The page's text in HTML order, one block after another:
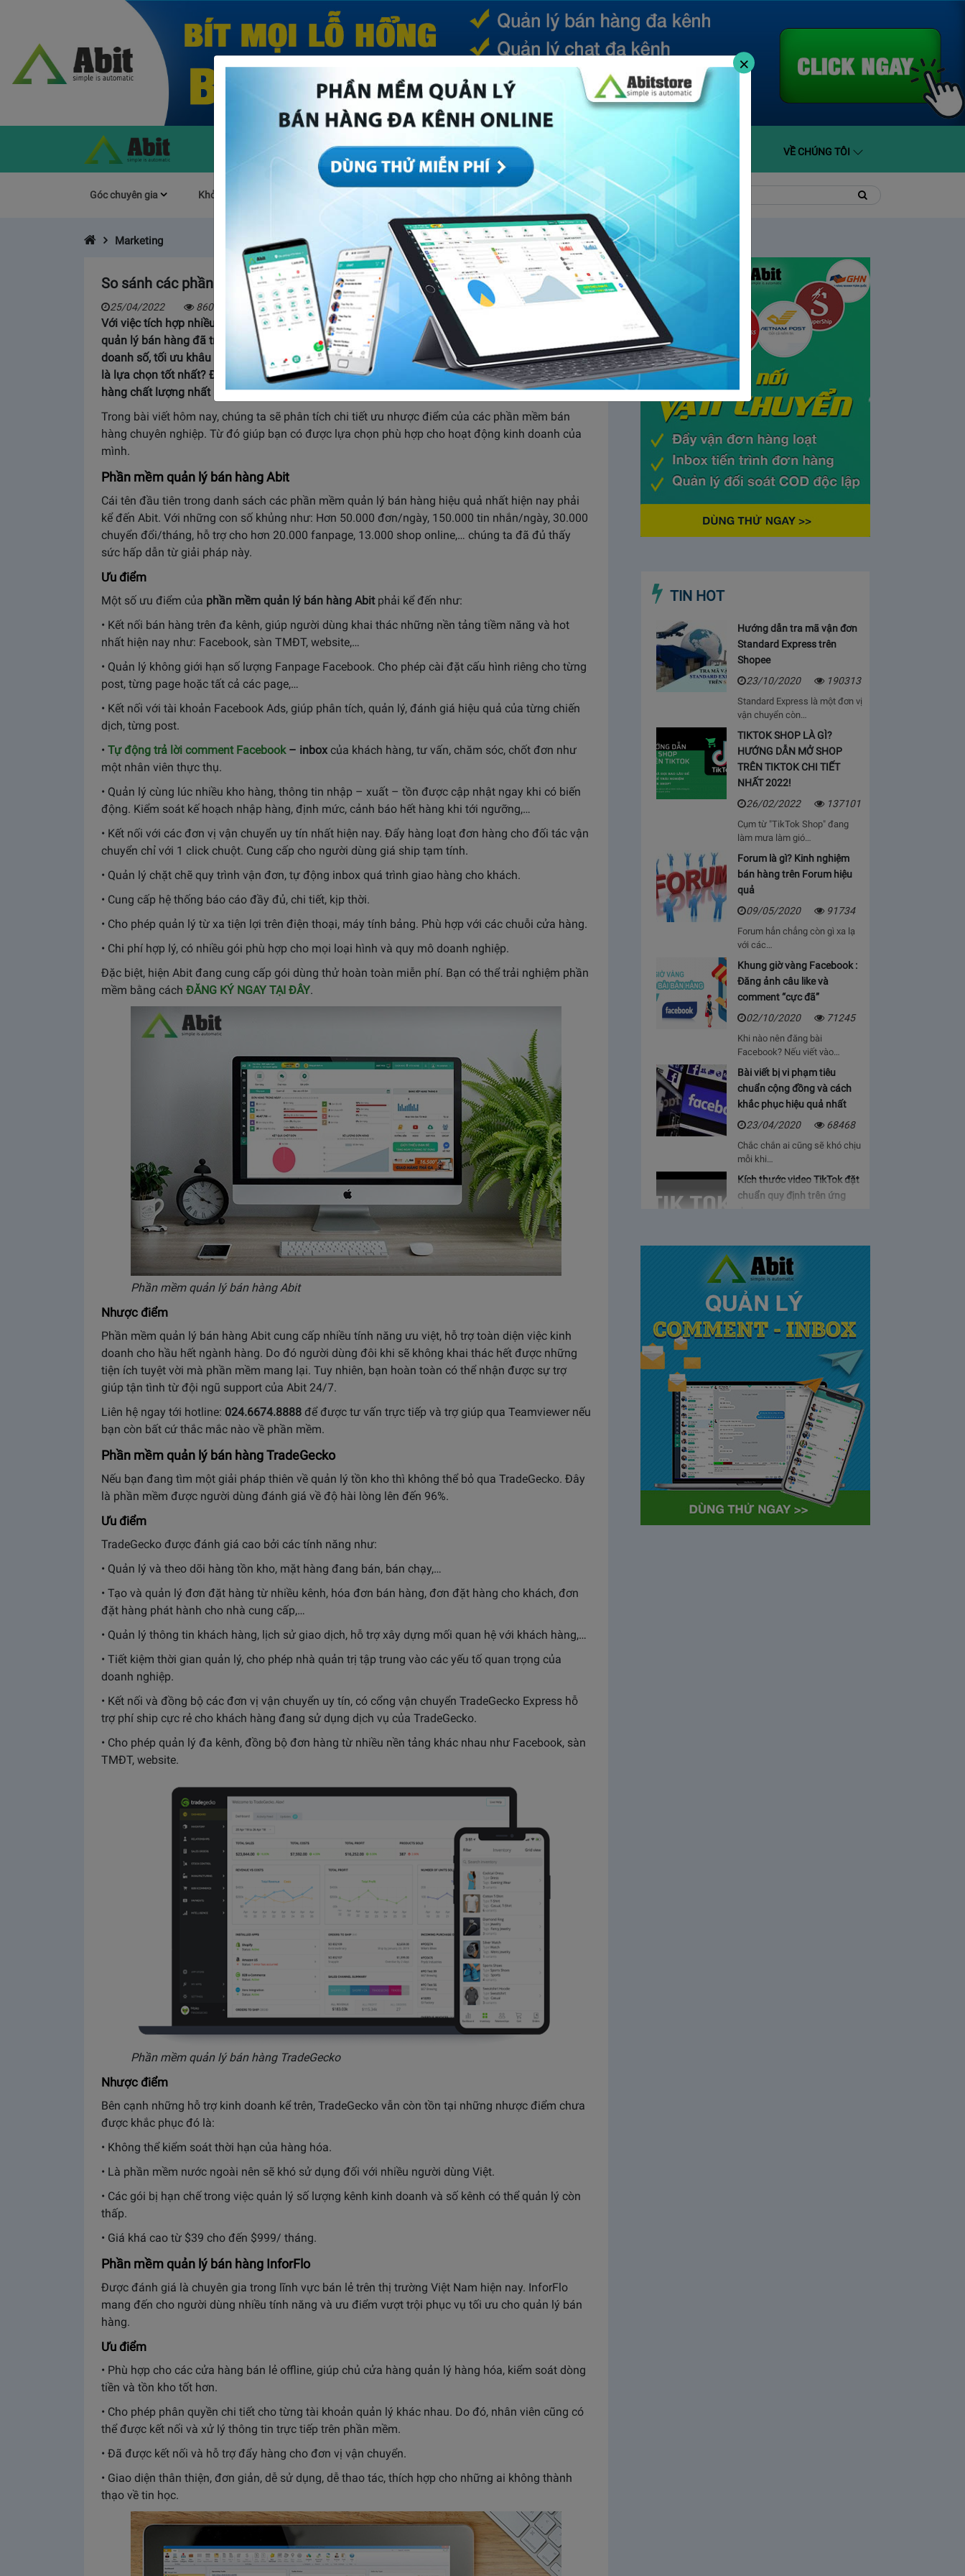
(CURRENT) BÁO GIÁ HỖ TRỢ VỀ CHÚNG TÔI
Góc chuyên gia Khởi Nghiệp Mục khác Quản trị Về Abit
kiếm:
kiếm
Marketing
So sánh các phần mềm quản lý bán hàng chất lượng nhất hiện nay
25/04/2022 8609
Với việc tích hợp nhiều tính năng vượt trội, phù hợp với đa số mô hình kinh doanh, phần mềm
quản lý bán hàng đã trở thành giải pháp ưu việt giúp chủ cửa hàng, doanh nghiệp gia tăng
doanh số, tối ưu khâu điều hành. Thế nhưng giữa hàng trăm giải pháp trên thị trường, đâu mới
là lựa chọn tốt nhất? Đê trả lời câu hỏi này, chúng ta sẽ cùng so sánh các phần mềm quản lý bán
hàng chất lượng nhất hiện nay.
Trong bài viết hôm nay, chúng ta sẽ phân tích chi tiết ưu nhược điểm của các phần mềm bán
hàng chuyên nghiệp. Từ đó giúp bạn có được lựa chọn phù hợp cho hoạt động kinh doanh của
mình.
Phần mềm quản lý bán hàng Abit
Cái tên đầu tiên trong danh sách các phần mềm quản lý bán hàng hiệu quả nhất hiện nay phải
kể đến Abit. Với những con số khủng như: Hơn 50.000 đơn/ngày, 150.000 tin nhắn/ngày, 30.000
chuyển đổi/tháng, hỗ trợ cho hơn 20.000 fanpage, 13.000 shop online,… chúng ta đã đủ thấy
sức hấp dẫn từ giải pháp này.
Ưu điểm
Một số ưu điểm của phần mềm quản lý bán hàng Abitphải kể đến như:
• Kết nối bán hàng trên đa kênh, giúp người dùng khai thác những nền tảng tiềm năng và hot
nhất hiện nay như: Facebook, sàn TMĐT, website,…
• Quản lý không giới hạn số lượng Fanpage Facebook. Cho phép cài đặt cấu hình riêng cho từng
post, từng page hoặc tất cả các page,…
• Kết nối với tài khoản Facebook Ads, giúp phân tích, quản lý, đánh giá hiệu quả của từng chiến
dịch, từng post.
• Tự động trả lời comment Facebook– inbox của khách hàng, tư vấn, chăm sóc, chốt đơn như
một nhân viên thực thụ.
• Quản lý cùng lúc nhiều kho hàng, thông tin nhập – xuất – tồn được cập nhật ngay khi có biến
động. Kiểm soát kế hoạch nhập hàng, định mức, cảnh báo hết hàng khi tới ngưỡng,…
• Kết nối với các đơn vị vận chuyển uy tín nhất hiện nay. Đẩy hàng loạt đơn hàng cho đối tác vận
chuyển chỉ với 1 click chuột. Cung cấp cho người dùng giá ship tạm tính.
• Quản lý chặt chẽ quy trình vận đơn, tự động inbox quá trình giao hàng cho khách.
• Cung cấp hệ thống báo cáo đầy đủ, chi tiết, kịp thời.
• Cho phép quản lý từ xa tiện lợi trên điện thoại, máy tính bảng. Phù hợp với các chuỗi cửa hàng.
• Chi phí hợp lý, có nhiều gói phù hợp cho mọi loại hình và quy mô doanh nghiệp.
Đặc biệt, hiện Abit đang cung cấp gói dùng thử hoàn toàn miễn phí. Bạn có thể trải nghiệm phần
mềm bằng cách ĐĂNG KÝ NGAY TẠI ĐÂY.
Phần mềm quản lý bán hàng Abit
Nhược điểm
Phần mềm quản lý bán hàng Abit cung cấp nhiều tính năng ưu việt, hỗ trợ toàn diện việc kinh
doanh cho hầu hết ngành hàng. Do đó người dùng đôi khi sẽ không khai thác hết được những
tiện ích tuyệt vời mà phần mềm mang lại. Tuy nhiên, bạn hoàn toàn có thể nhận được sự trợ
giúp tận tình từ đội ngũ support của Abit 24/7.
Liên hệ ngay tới hotline: 024.6674.8888 để được tư vấn trực tiếp và trợ giúp qua Teamviewer nếu
bạn còn bất cứ thắc mắc nào về phần mềm.
Phần mềm quản lý bán hàng TradeGecko
Nếu bạn đang tìm một giải pháp thiên về quản lý tồn kho thì không thể bỏ qua TradeGecko. Đây
là phần mềm được người dùng đánh giá về độ hài lòng lên đến 96%.
Ưu điểm
TradeGecko được đánh giá cao bởi các tính năng như:
• Quản lý và theo dõi hàng tồn kho, mặt hàng đang bán, bán chạy,…
• Tạo và quản lý đơn đặt hàng từ nhiều kênh, hóa đơn bán hàng, đơn đặt hàng cho khách, đơn
đặt hàng phát hành cho nhà cung cấp,…
• Quản lý thông tin khách hàng, lịch sử giao dịch, hỗ trợ xây dựng mối quan hệ với khách hàng,…
• Tiết kiệm thời gian quản lý, cho phép nhà quản trị tập trung vào các yếu tố quan trọng của
doanh nghiệp.
• Kết nối và đồng bộ các đơn vị vận chuyển uy tín, có cổng vận chuyển TradeGecko Express hỗ
trợ phí ship cực rẻ cho khách hàng đang sử dụng dịch vụ của TradeGecko.
• Cho phép quản lý đa kênh, đồng bộ đơn hàng từ nhiều nền tảng khác nhau như Facebook, sàn
TMĐT, website.
Phần mềm quản lý bán hàng TradeGecko
Nhược điểm
Bên cạnh những hỗ trợ kinh doanh kể trên, TradeGecko vẫn còn tồn tại những nhược điểm chưa
được khắc phục đó là:
• Không thể kiểm soát thời hạn của hàng hóa.
• Là phần mềm nước ngoài nên sẽ khó sử dụng đối với nhiều người dùng Việt.
• Các gói bị hạn chế trong việc quản lý số lượng kênh kinh doanh và số kênh có thể quản lý còn
thấp.
• Giá khá cao từ $39 cho đến $999/ tháng.
Phần mềm quản lý bán hàng InforFlo
Được đánh giá là chuyên gia trong lĩnh vực bán lẻ trên thị trường Việt Nam hiện nay. InforFlo
mang đến cho người dùng nhiều tính năng và ưu điểm vượt trội phục vụ tối ưu cho quản lý bán
hàng.
Ưu điểm
• Phù hợp cho các cửa hàng bán lẻ offline, giúp chủ cửa hàng quản lý hàng hóa, kiểm soát dòng
tiền và tồn kho tốt hơn.
• Cho phép phân quyền chi tiết cho từng tài khoản quản lý khác nhau. Do đó, nhân viên cũng có
thể được kết nối và xử lý thông tin trực tiếp trên phần mềm.
• Đã được kết nối và hỗ trợ đẩy hàng cho đơn vị vận chuyển.
• Giao diện thân thiện, đơn giản, dễ sử dụng, dễ thao tác, thích hợp cho những ai không thành
thạo về tin học.
TIN HOT
Hướng dẫn tra mã vận đơn
Standard Express trên
Shopee
23/10/2020
190313
Standard Express là một đơn vị
vận chuyển còn…
TIKTOK SHOP LÀ GÌ?
HƯỚNG DẪN MỞ SHOP
TRÊN TIKTOK CHI TIẾT
NHẤT 2022!
26/02/2022
137101
Cụm từ "TikTok Shop" đang
làm mưa làm gió…
Forum là gì? Kinh nghiệm
bán hàng trên Forum hiệu
quả
09/05/2020
91734
Forum hẳn chẳng còn gì xa lạ
với các…
Khung giờ vàng Facebook :
Đăng ảnh câu like và
comment “cực đã”
02/10/2020
71245
Khi nào nên đăng bài
Facebook? Nếu viết vào…
Bài viết bị vi phạm tiêu
chuẩn cộng đồng và cách
khắc phục hiệu quả nhất
23/04/2020
68468
Chắc chắn ai cũng sẽ khó chịu
mỗi khi…
Kích thước video TikTok đặt
chuẩn quy định trên ứng
Bạn sẽ cảm thấy mệt mỏi, vì cứ
phải…
Bảng giá lượt view Youtube
tại Việt Nam và Hoa kỳ mới
28/05/2020
63378
Khi tham gia chương trình
Partner Program của YouTube,
…
Cách bỏ ẩn trò chuyện trên
Zalo ở thiết bị máy tính và
điện thoại iphone
26/05/2020
62314
Bỏ ẩn cuộc trò chuyện là tính
năng khá…
×